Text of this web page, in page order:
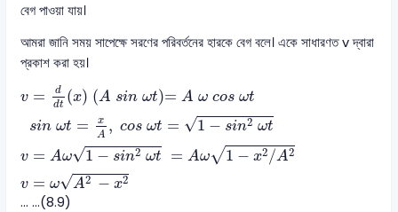
বেগ পাওয়া যায়।
আমরা জানি সময় সাপেক্ষে সরণের পরিবর্তনের হারকে বেগ বলে। একে সাধারণত v দ্বারা
প্রকাশ করা হয়।
v =
d
dt (x) (A sin ωt)= A ω cos ωt
sin ωt =
x
A , cos ωt = √1 − sin2 ωt
v = Aω√1 − sin2 ωt = Aω√1 − x2 /A2
v = ω√A2 − x2
d tx A si ω =A c s
... …(8.9)